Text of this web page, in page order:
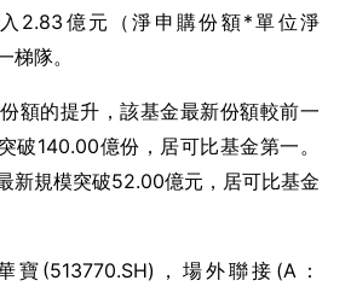
2.83億元（淨申購份額*單位淨
梯隊。
額的提升，該基金最新份額較前一
破140.00億份，居可比基金第一。
新規模突破52.00億元，居可比基金
寶(513770.SH)，場外聯接(A：